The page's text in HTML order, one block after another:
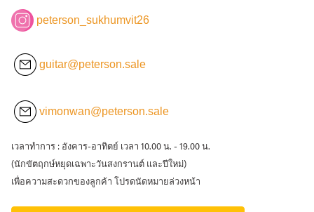
peterson_sukhumvit26
guitar@peterson.sale
vimonwan@peterson.sale
เวลาทำการ : อังคาร-อาทิตย์ เวลา 10.00 น. - 19.00 น.
(นักขัตฤกษ์หยุดเฉพาะวันสงกรานต์ และปีใหม่)
เพื่อความสะดวกของลูกค้า โปรดนัดหมายล่วงหน้า